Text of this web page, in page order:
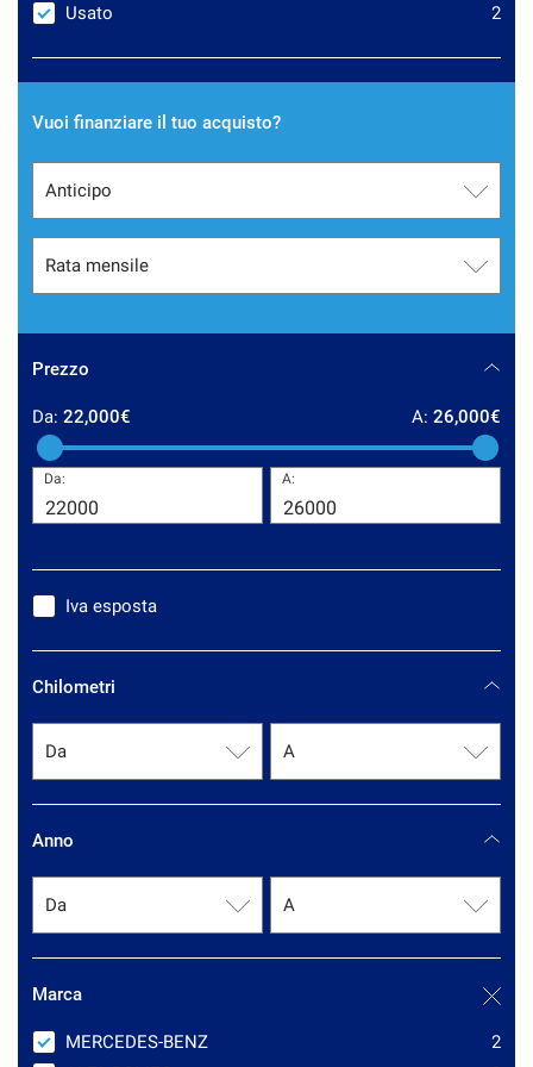
Usato 2
Vuoi finanziare il tuo acquisto?
Prezzo
Da: 22,000€ A: 26,000€
Da: A:
Iva esposta
Chilometri
Anno
Marca
MERCEDES-BENZ
2
tracciamento
che
adottiamo
per
le
svolgere
le
seguito
ottenere
informazioni
sull'utilità
e
sul
funzionamento
di
si
rimanda
alla
cookie
policy.
modificare
scelte
in
qualsiasi
momento.